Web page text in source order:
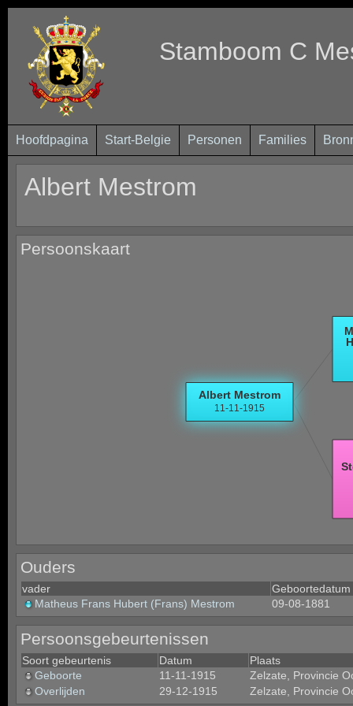
Stamboom C
Hoofdpagina Start-Belgie Personen Families
Albert Mestrom
Persoonskaart
Ouders
vader
Geboortedatum
Matheus Frans Hubert (Frans) Mestrom
09-08-1881
Persoonsgebeurtenissen
Soort gebeurtenis Datum
Plaats
Geboorte
11-11-1915
Zelzate, Provincie
Overlijden
29-12-1915 Zelzate, Provincie